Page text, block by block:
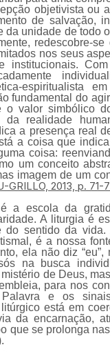
objetivista ou
de salvação,
da unidade de todo
redescobre-
nos seus
institucionais.
espiritualista
fundamental do
o valor simbólico
da realidade
a presença real
a coisa que
coisa:
um conceito
imagem de um
GRILLO, 2013, p. 71-
a escola da
A liturgia é
do sentido da
é a nossa
ela não diz “eu”,
na busca
de Deus,
para nos
e os
está em
da encarnação,
que se prolonga